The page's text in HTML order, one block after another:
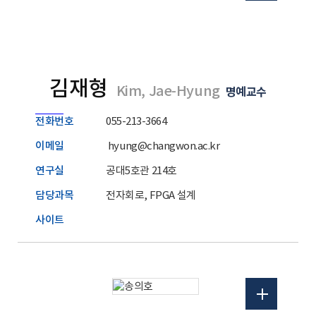
김재형 Kim, Jae-Hyung 명예교수
전화번호 055-213-3664
이메일 hyung@changwon.ac.kr
연구실 공대5호관 214호
담당과목 전자회로, FPGA 설계
사이트